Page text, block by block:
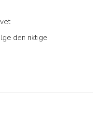
den riktige